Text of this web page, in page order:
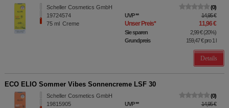
Scheller Cosmetics GmbH
19724574
75 ml Creme
0
UVP** 14,95 €
Unser Preis* 11,96 €
Sie sparen 2,99 €(20%)
Grundpreis
159,47 €pro 1 l
Details
ECO ELIO Sommer Vibes Sonnencreme LSF 30
Scheller Cosmetics GmbH
19815905
0
UVP** 14,95 €